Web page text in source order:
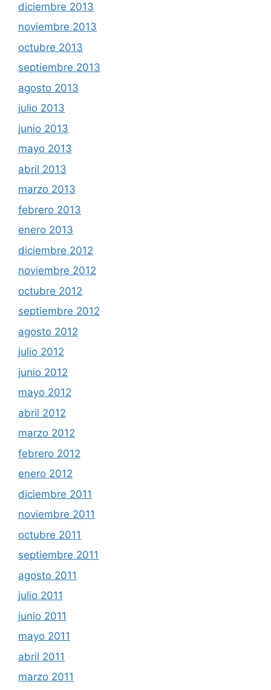
diciembre 2013
noviembre 2013
octubre 2013
septiembre 2013
agosto 2013
julio 2013
junio 2013
mayo 2013
abril 2013
marzo 2013
febrero 2013
enero 2013
diciembre 2012
noviembre 2012
octubre 2012
septiembre 2012
agosto 2012
julio 2012
junio 2012
mayo 2012
abril 2012
marzo 2012
febrero 2012
enero 2012
diciembre 2011
noviembre 2011
octubre 2011
septiembre 2011
agosto 2011
julio 2011
junio 2011
mayo 2011
abril 2011
marzo 2011